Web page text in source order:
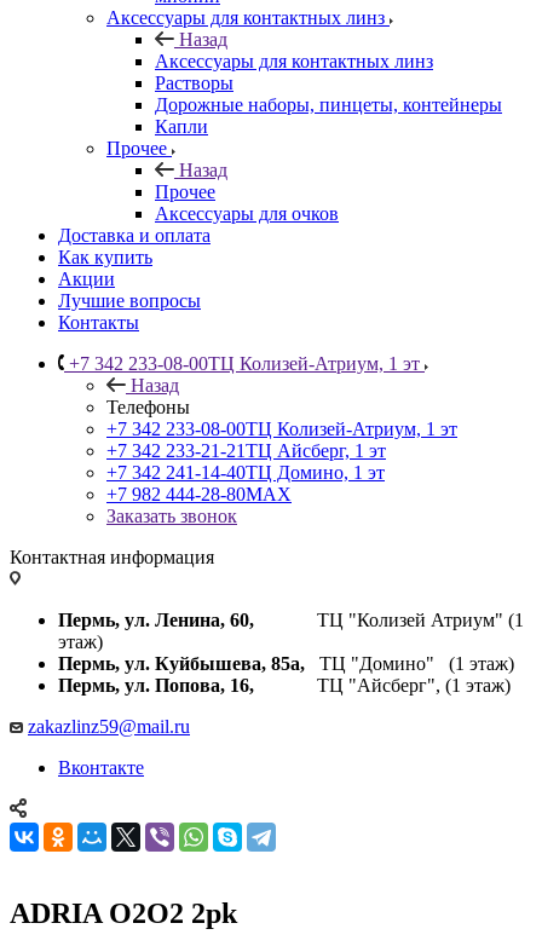
Аксессуары для контактных линз
Назад
Аксессуары для контактных линз
Растворы
Дорожные наборы, пинцеты, контейнеры
Капли
Прочее
Назад
Прочее
Аксессуары для очков
Доставка и оплата
Как купить
Акции
Лучшие вопросы
Контакты
+7 342 233-08-00ТЦ Колизей-Атриум, 1 эт
Назад
Телефоны
+7 342 233-08-00ТЦ Колизей-Атриум, 1 эт
+7 342 233-21-21ТЦ Айсберг, 1 эт
+7 342 241-14-40ТЦ Домино, 1 эт
+7 982 444-28-80MAX
Заказать звонок
Контактная информация
Пермь, ул. Ленина, 60, ТЦ "Колизей Атриум" (1
этаж)
Пермь, ул. Куйбышева, 85а, ТЦ "Домино" (1 этаж)
Пермь, ул. Попова, 16, ТЦ "Айсберг", (1 этаж)
zakazlinz59@mail.ru
Вконтакте
ADRIA O2O2 2pk